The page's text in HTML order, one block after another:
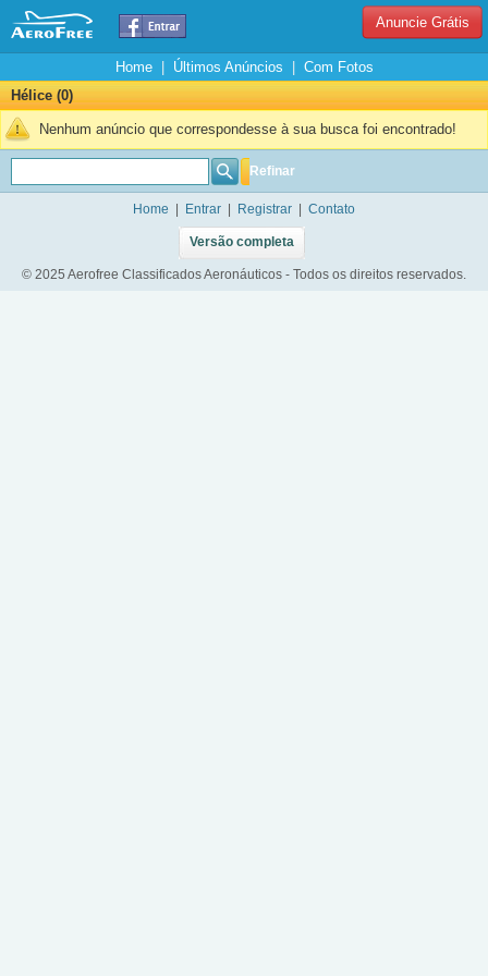
Anuncie Grátis
Home| Últimos Anúncios
Com Fotos
Hélice (0)
Nenhum anúncio que correspondesse à sua busca foi encontrado!
Refinar
Home Entrar Registrar Contato
Versão completa
© 2025 Aerofree Classificados Aeronáuticos - Todos os direitos reservados.